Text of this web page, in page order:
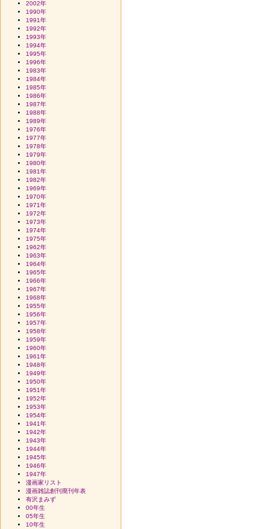
2002年
1990年
1991年
1992年
1993年
1994年
1995年
1996年
1983年
1984年
1985年
1986年
1987年
1988年
1989年
1976年
1977年
1978年
1979年
1980年
1981年
1982年
1969年
1970年
1971年
1972年
1973年
1974年
1975年
1962年
1963年
1964年
1965年
1966年
1967年
1968年
1955年
1956年
1957年
1958年
1959年
1960年
1961年
1948年
1949年
1950年
1951年
1952年
1953年
1954年
1941年
1942年
1943年
1944年
1945年
1946年
1947年
漫画家リスト
漫画雑誌創刊廃刊年表
有沢まみず
00年生
05年生
10年生